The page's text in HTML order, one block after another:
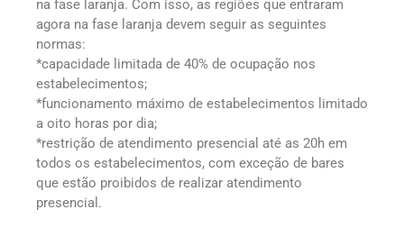
na fase laranja. Com isso, as regiões que entraram
agora na fase laranja devem seguir as seguintes
normas:
*capacidade limitada de 40% de ocupação nos
estabelecimentos;
*funcionamento máximo de estabelecimentos limitado
a oito horas por dia;
*restrição de atendimento presencial até as 20h em
todos os estabelecimentos, com exceção de bares
que estão proibidos de realizar atendimento
presencial.